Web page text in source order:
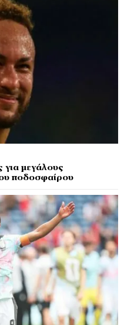
μεγάλους
ποδοσφαίρου